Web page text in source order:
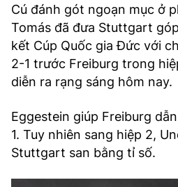
Cú đánh gót ngoạn mục ở
Tomás đã đưa Stuttgart
kết Cúp Quốc gia Đức với
2-1 trước Freiburg trong
diễn ra rạng sáng hôm nay.
Eggestein giúp Freiburg
1. Tuy nhiên sang hiệp 2,
Stuttgart san bằng tỉ số.